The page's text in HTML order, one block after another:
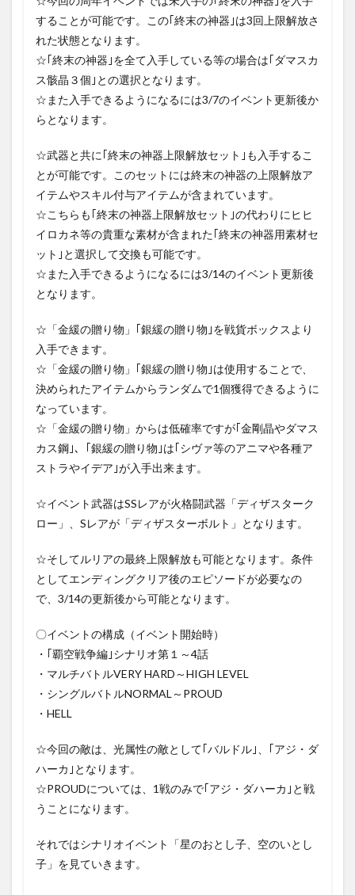
することが可能です。この｢終末の神器｣は3回上限解放さ
れた状態となります。
☆｢終末の神器｣を全て入手している等の場合は｢ダマスカ
ス骸晶３個｣との選択となります。
☆また入手できるようになるには3/7のイベント更新後か
らとなります。
☆武器と共に｢終末の神器上限解放セット｣も入手するこ
とが可能です。このセットには終末の神器の上限解放ア
イテムやスキル付与アイテムが含まれています。
☆こちらも｢終末の神器上限解放セット｣の代わりにヒヒ
イロカネ等の貴重な素材が含まれた｢終末の神器用素材セ
ット｣と選択して交換も可能です。
☆また入手できるようになるには3/14のイベント更新後
となります。
☆「金緩の贈り物」｢銀緩の贈り物｣を戦貨ボックスより
入手できます。
☆「金緩の贈り物」｢銀緩の贈り物｣は使用することで、
決められたアイテムからランダムで1個獲得できるように
なっています。
☆「金緩の贈り物」からは低確率ですが｢金剛晶やダマス
カス鋼｣、｢銀緩の贈り物｣は｢シヴァ等のアニマや各種ア
ストラやイデア｣が入手出来ます。
☆イベント武器はSSレアが火格闘武器「ディザスターク
ロー」、Sレアが「ディザスターボルト」となります。
☆そしてルリアの最終上限解放も可能となります。条件
としてエンディングクリア後のエピソードが必要なの
で、3/14の更新後から可能となります。
〇イベントの構成（イベント開始時）
・｢覇空戦争編｣シナリオ第１～4話
・マルチバトルVERY HARD～HIGH LEVEL
・シングルバトルNORMAL～PROUD
・HELL
☆今回の敵は、光属性の敵として｢バルドル｣、｢アジ・ダ
ハーカ｣となります。
☆PROUDについては、1戦のみで｢アジ・ダハーカ｣と戦
うことになります。
それではシナリオイベント「星のおとし子、空のいとし
子」を見ていきます。